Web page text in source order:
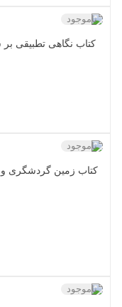
کتاب نگاهی تطبیقی بر
ناموجود
کتاب زمین گردشگری و
ناموجود
ناموجود